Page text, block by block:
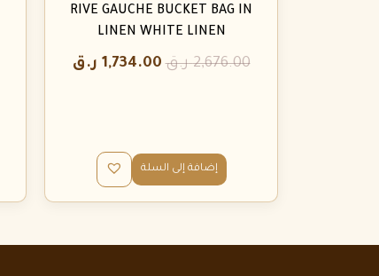
RIVE GAUCHE BUCKET BAG IN
LINEN WHITE LINEN
2,676.00 ر.ق 1,734.00 ر.ق
إضافة إلى السلة